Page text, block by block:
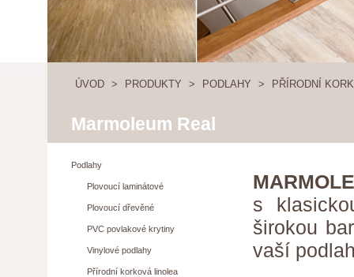
ÚVOD > PRODUKTY > PODLAHY > PŘÍRODNÍ
Marmoleum Real
Podlahy
Plovoucí laminátové
Plovoucí dřevěné
PVC povlakové krytiny
Vinylové podlahy
Přírodní korková linolea
s
širokou
vaší